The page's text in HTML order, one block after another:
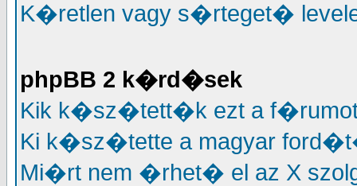
K�retlen vagy s�rteget�
phpBB 2 k�rd�sek
Kik k�sz�tett�k ezt a
Ki k�sz�tette a magyar
Mi�rt nem �rhet� el az X